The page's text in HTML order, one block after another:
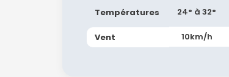
Températures
Vent
24° à 32°
10km/h